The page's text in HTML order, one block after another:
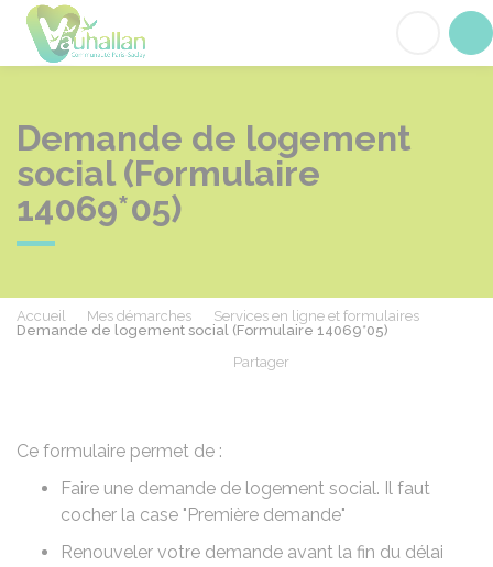
Demande de logement
social (Formulaire
14069*05)
Accueil Mes démarches
Services en ligne et formulaires
Demande de logement social (Formulaire 14069*05)
Partager
Ce formulaire permet de :
Faire une demande de logement social. Il faut
cocher la case "Première demande"
Renouveler votre demande avant la fin du délai